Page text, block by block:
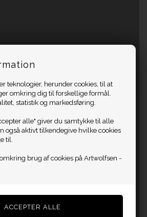
teknologier, herunder cookies, til at
omkring dig til forskellige formål.
statistik og markedsføring.
alle" giver du samtykke til alle
også aktivt tilkendegive hvilke cookies
til.
brug af cookies på Artwolfsen -